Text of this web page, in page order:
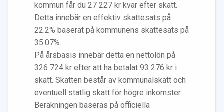
kommun får du 27 227 kr kvar efter skatt.
Detta innebär en effektiv skattesats på
22.2% baserat på kommunens skattesats på
35.07%.
På årsbasis innebär detta en nettolön på
326 724 kr efter att ha betalat 93 276 kr i
skatt. Skatten består av kommunalskatt och
eventuell statlig skatt för högre inkomster.
Beräkningen baseras på officiella